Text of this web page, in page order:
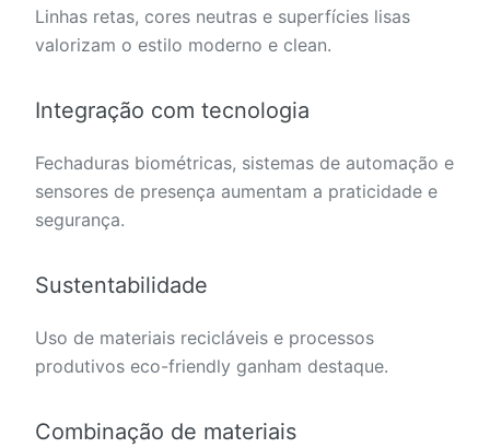
Linhas retas, cores neutras e superfícies lisas
valorizam o estilo moderno e clean.
Integração com tecnologia
Fechaduras biométricas, sistemas de automação e
sensores de presença aumentam a praticidade e
segurança.
Sustentabilidade
Uso de materiais recicláveis e processos
produtivos eco-friendly ganham destaque.
Combinação de materiais